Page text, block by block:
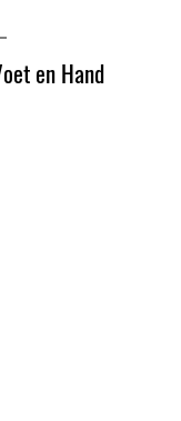
en Hand